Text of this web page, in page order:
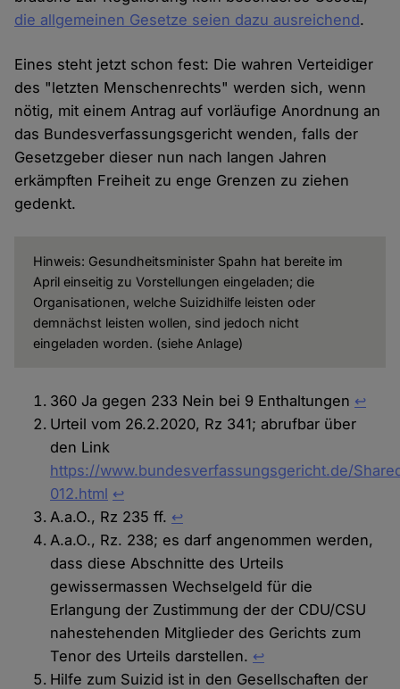
die allgemeinen Gesetze seien dazu ausreichend.
Eines steht jetzt schon fest: Die wahren Verteidiger
des "letzten Menschenrechts" werden sich, wenn
nötig, mit einem Antrag auf vorläufige Anordnung an
das Bundesverfassungsgericht wenden, falls der
Gesetzgeber dieser nun nach langen Jahren
erkämpften Freiheit zu enge Grenzen zu ziehen
gedenkt.
Hinweis: Gesundheitsminister Spahn hat bereite im
April einseitig zu Vorstellungen eingeladen; die
Organisationen, welche Suizidhilfe leisten oder
demnächst leisten wollen, sind jedoch nicht
eingeladen worden. (siehe Anlage)
360 Ja gegen 233 Nein bei 9 Enthaltungen ↩︎
Urteil vom 26.2.2020, Rz 341; abrufbar über
den Link
https://www.bundesverfassungsgericht.de/
012.html ↩
A.a.O., Rz 235 ff. ↩︎
A.a.O., Rz. 238; es darf angenommen werden,
dass diese Abschnitte des Urteils
gewissermassen Wechselgeld für die
Erlangung der Zustimmung der der CDU/CSU
nahestehenden Mitglieder des Gerichts zum
Tenor des Urteils darstellen. ↩︎
Hilfe zum Suizid ist in den Gesellschaften der